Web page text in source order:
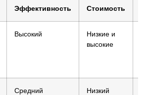
Эффективность Стоимость
Высокий
Низкие и
высокие
Средний Низкий